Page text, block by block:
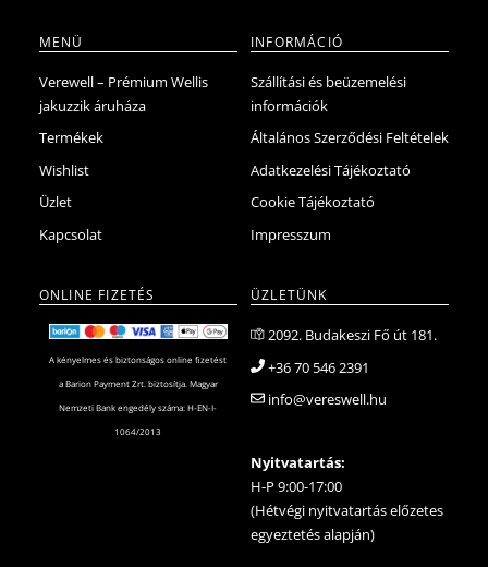
MENÜ
Verewell – Prémium Wellis
jakuzzik áruháza
Termékek
Wishlist
Üzlet
Kapcsolat
INFORMÁCIÓ
Szállítási és beüzemelési
információk
Általános Szerződési Feltételek
Adatkezelési Tájékoztató
Cookie Tájékoztató
Impresszum
ONLINE FIZETÉS
A kényelmes és biztonságos online fizetést
a Barion Payment Zrt. biztosítja. Magyar
Nemzeti Bank engedély száma: H-EN-I-
1064/2013
ÜZLETÜNK
2092. Budakeszi Fő út 181.
+36 70 546 2391
info@vereswell.hu
Nyitvatartás:
H-P 9:00-17:00
(Hétvégi nyitvatartás előzetes
egyeztetés alapján)